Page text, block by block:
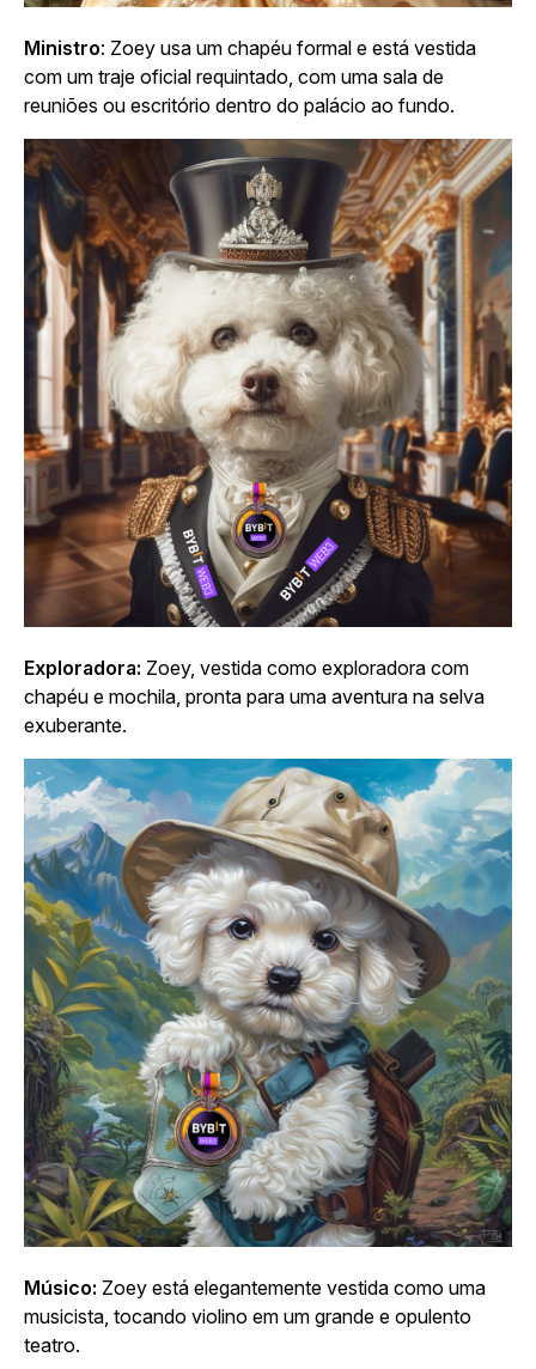
Ministro: Zoey usa um chapéu formal e está vestida
com um traje oficial requintado, com uma sala de
reuniões ou escritório dentro do palácio ao fundo.
Exploradora: Zoey, vestida como exploradora com
chapéu e mochila, pronta para uma aventura na selva
exuberante.
Músico: Zoey está elegantemente vestida como uma
musicista, tocando violino em um grande e opulento
teatro.